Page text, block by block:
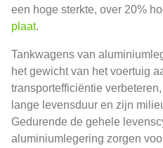
een hoge sterkte, over 20%
plaat.
Tankwagens van
het gewicht van het voertuig
transportefficiëntie
lange levensduur en zijn
Gedurende de gehele
aluminiumlegering zorgen